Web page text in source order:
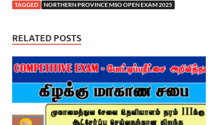
TAGGED NORTHERN PROVINCE MSO OPEN EXAM 2025
RELATED POSTS